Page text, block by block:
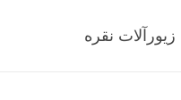
زیورآلات نقره